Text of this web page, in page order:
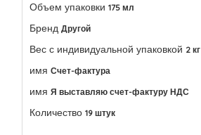
Объем упаковки 175 мл
Бренд Другой
Вес с индивидуальной упаковкой 2 кг
имя Счет-фактура
имя Я выставляю счет-фактуру НДС
Количество 19 штук